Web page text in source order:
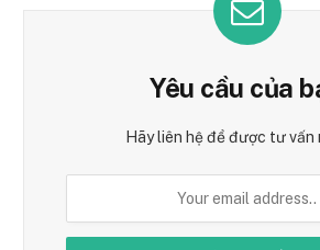
Yêu cầu của
Hãy liên hệ để được tư vấn